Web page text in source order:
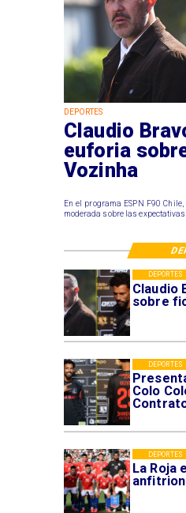
Claudio
sobre
DEPORTES
Colo
DEPORTES
La Roja
DEPORTES
DEPORTES
Claudio
euforia
Vozinha
En el programa ESPN F90
moderada sobre las